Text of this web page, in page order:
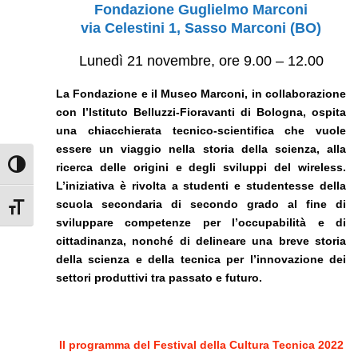
Attiva/disattiva alto contrasto
Attiva/disattiva dimensione testo
Fondazione Guglielmo Marconi
via Celestini 1, Sasso Marconi (BO)
Lunedì 21 novembre, ore 9.00 – 12.00
La Fondazione e il Museo Marconi, in collaborazione
con l’Istituto Belluzzi-Fioravanti di Bologna, ospita
una chiacchierata tecnico-scientifica che vuole
essere un viaggio nella storia della scienza, alla
ricerca delle origini e degli sviluppi del wireless.
L’iniziativa è rivolta a studenti e studentesse della
scuola secondaria di secondo grado al fine di
sviluppare competenze per l’occupabilità e di
cittadinanza, nonché di delineare una breve storia
della scienza e della tecnica per l’innovazione dei
settori produttivi tra passato e futuro.
Il programma del Festival della Cultura Tecnica 2022